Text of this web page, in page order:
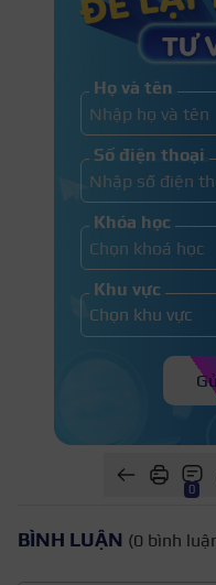
Họ và tên
Số điện thoại
Khóa học
Khu vực
0
BÌNH LUẬN (0 bình